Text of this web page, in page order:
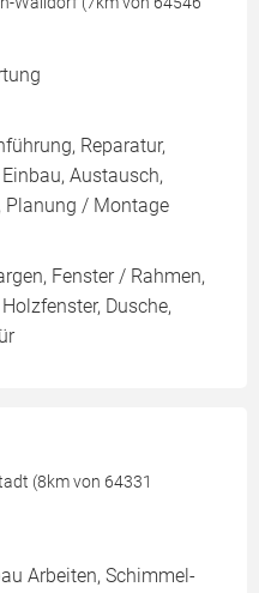
Reparatur,
Austausch,
Planung / Montage
Fenster / Rahmen,
Dusche,
(8km von 64331
Arbeiten, Schimmel-